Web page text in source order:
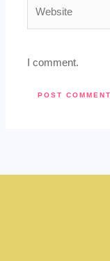
I comment.